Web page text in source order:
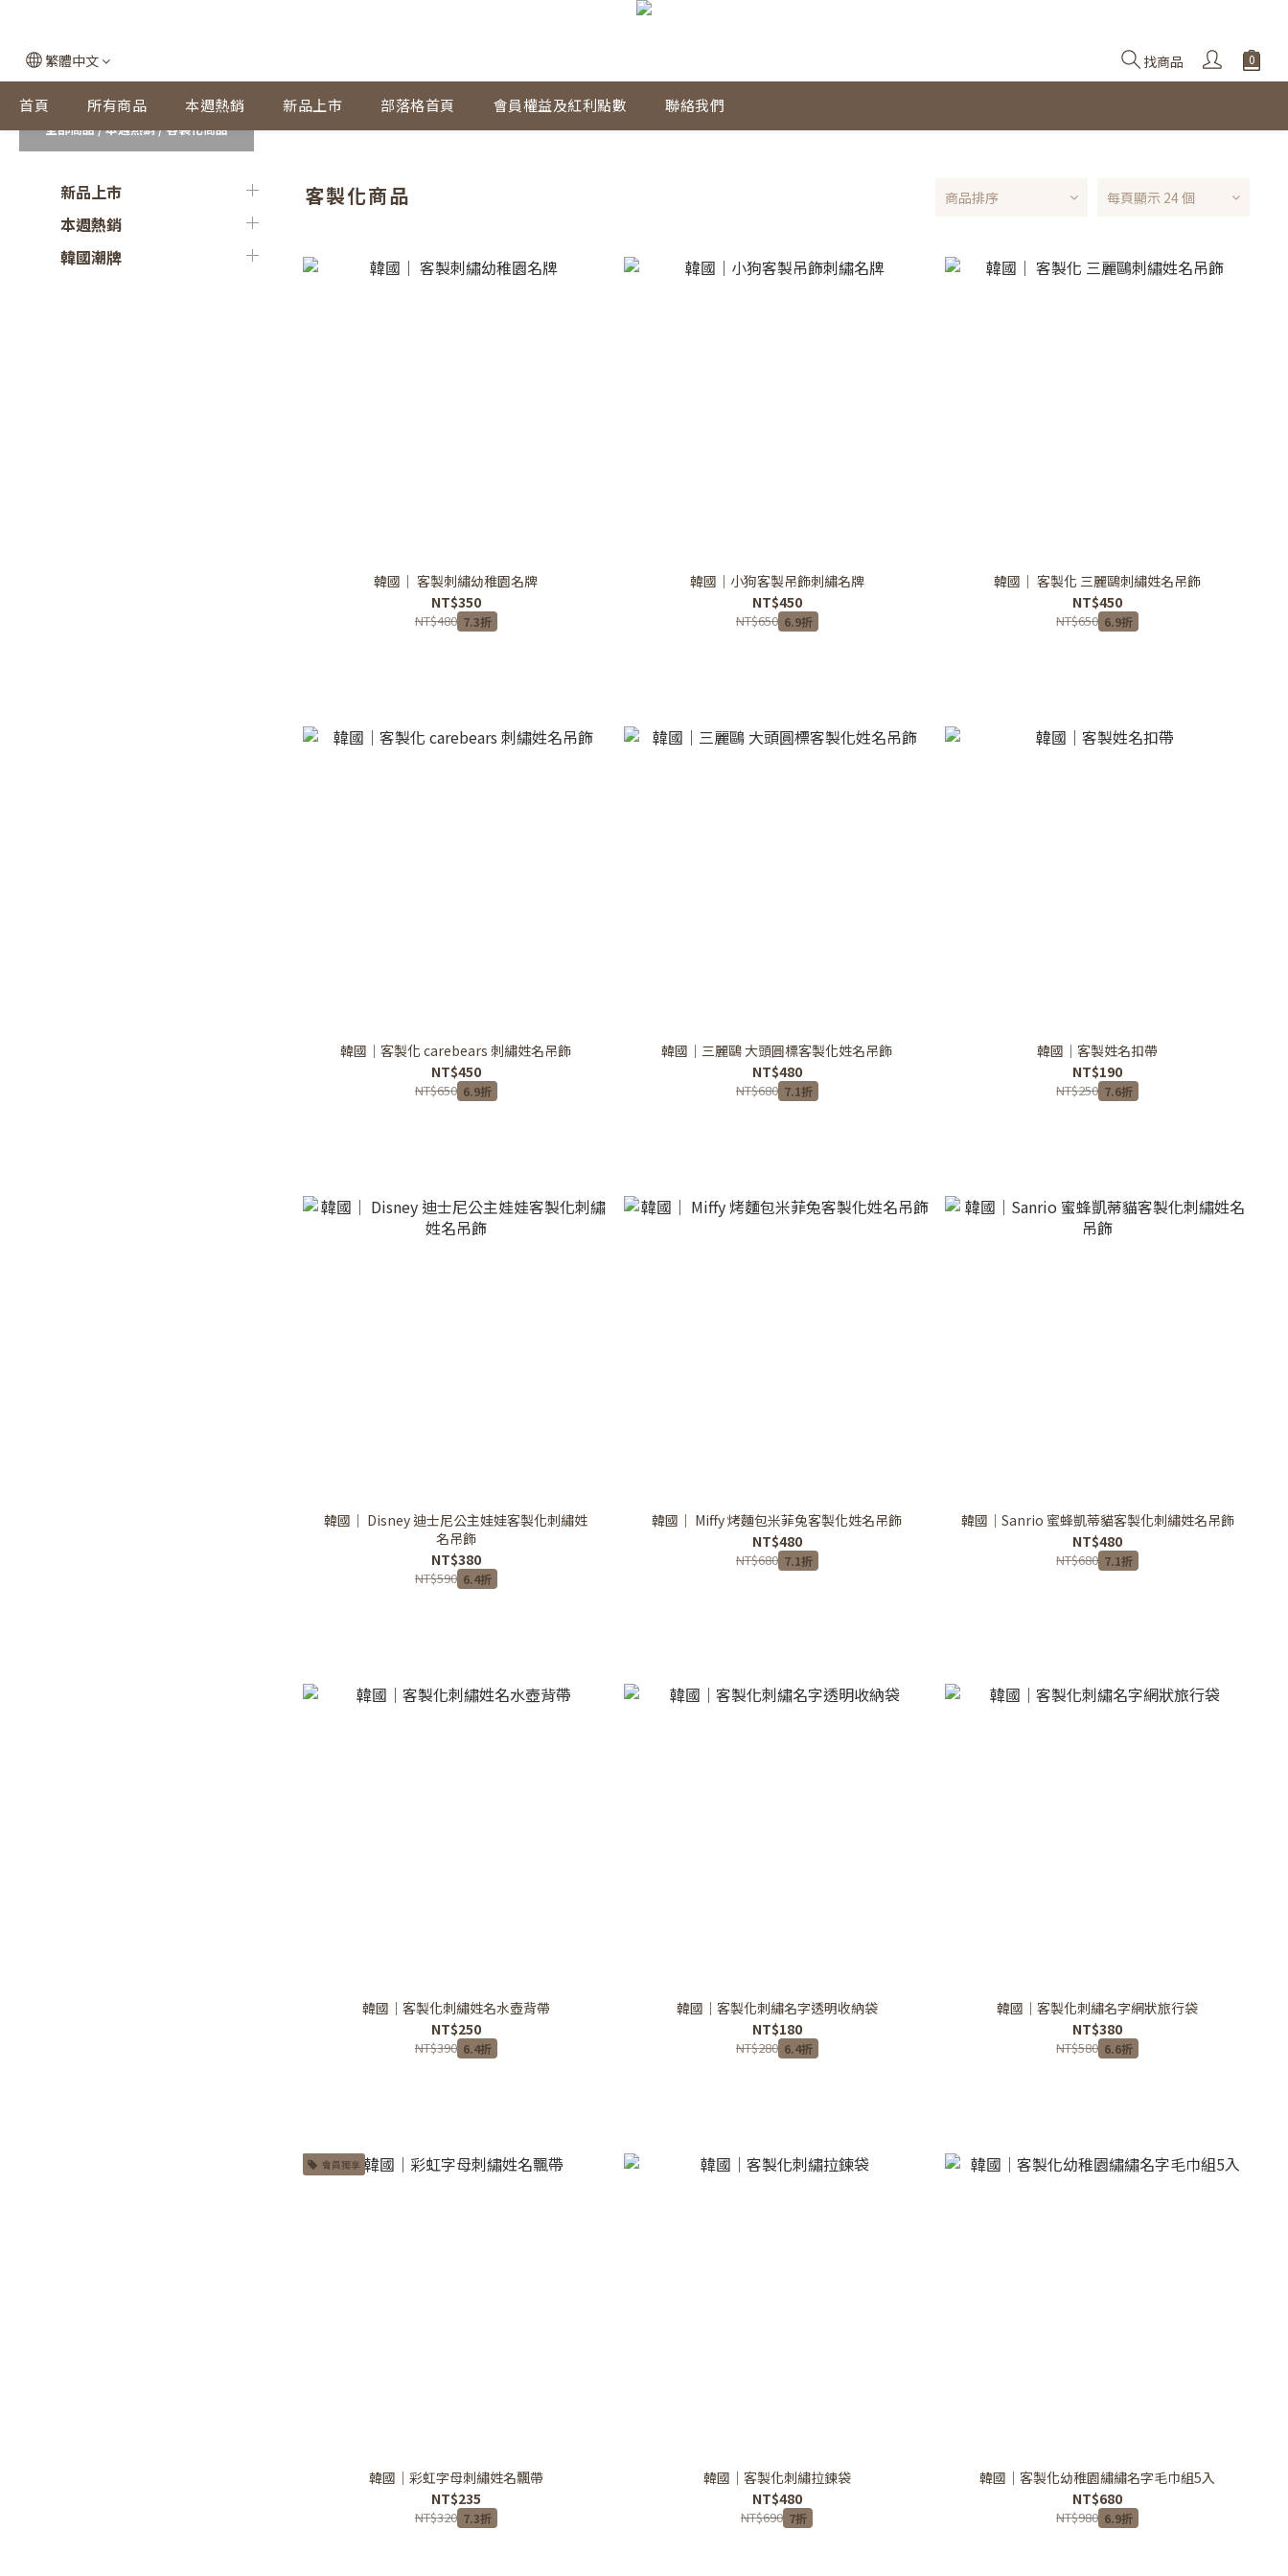
繁體中文 找商品
首頁 所有商品 本週熱銷 新品上市 部落格首頁 會員權益及紅利點數 聯絡我們
全部商品/本週熱銷/客製化商品
新品上市
本週熱銷
韓國潮牌
客製化商品 商品排序 每頁顯示 24 個
韓國｜ 客製刺繡幼稚園名牌
NT$350
NT$480 7.3折
韓國｜小狗客製吊飾刺繡名牌
NT$450
NT$650 6.9折
韓國｜ 客製化 三麗鷗刺繡姓名吊飾
NT$450
NT$650 6.9折
韓國｜客製化 carebears 刺繡姓名吊飾
NT$450
NT$650 6.9折
韓國｜三麗鷗 大頭圓標客製化姓名吊飾
NT$480
NT$680 7.1折
韓國｜客製姓名扣帶
NT$190
NT$250 7.6折
韓國｜ Disney 迪士尼公主娃娃客製化刺繡姓
名吊飾
NT$380
NT$590 6.4折
韓國｜ Miffy 烤麵包米菲兔客製化姓名吊飾
NT$480
NT$680 7.1折
韓國｜Sanrio 蜜蜂凱蒂貓客製化刺繡姓名吊飾
NT$480
NT$680 7.1折
韓國｜客製化刺繡姓名水壺背帶
NT$250
NT$390 6.4折
韓國｜客製化刺繡名字透明收納袋
NT$180
NT$280 6.4折
韓國｜客製化刺繡名字網狀旅行袋
NT$380
NT$580 6.6折
會員獨享
韓國｜彩虹字母刺繡姓名飄帶
NT$235
NT$320 7.3折
韓國｜客製化刺繡拉鍊袋
NT$480
NT$690 7折
韓國｜客製化幼稚園繡繡名字毛巾組5入
NT$680
NT$980 6.9折